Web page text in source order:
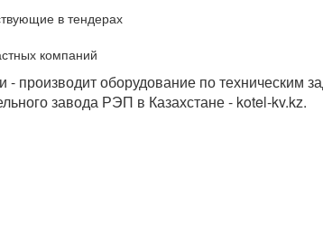
в тендерах
компаний
производит оборудование по техническим
завода РЭП в Казахстане - kotel-kv.kz.